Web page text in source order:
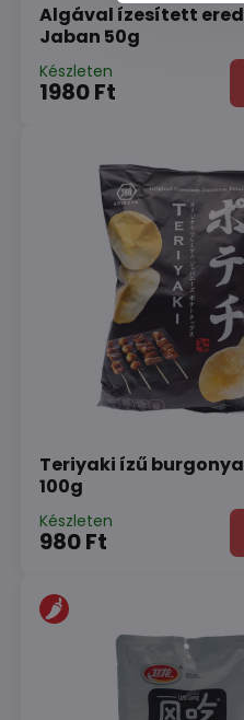
Algával ízesített
Jaban 50g
Készleten
1980 Ft
Teriyaki ízű
100g
Készleten
980 Ft